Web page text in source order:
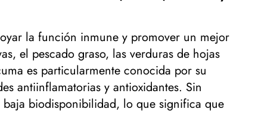
la función inmune y promover un mejor
el pescado graso, las verduras de hojas
es particularmente conocida por su
antiinflamatorias y antioxidantes. Sin
biodisponibilidad, lo que significa que